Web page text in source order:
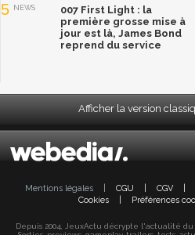
5 NEWS
007 First Light : la
première grosse mise à
jour est là, James Bond
reprend du service
Afficher la version
Mentions légales CGU CGV
Cookies
Préférences
Depuis 2004, JeuxActu décrypte l'actualité